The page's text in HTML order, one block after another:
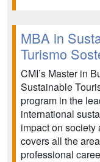
MBA in
Turismo
CMI’s Master in
Sustainable
program in the
international
impact on
covers all the
professional